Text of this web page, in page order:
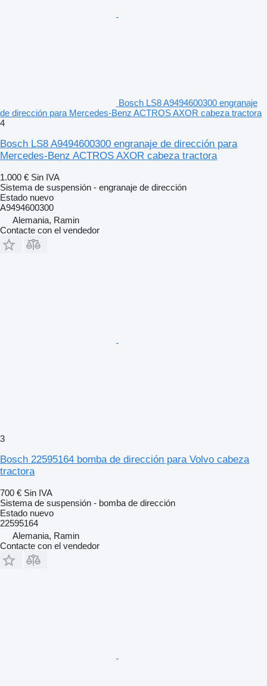
Bosch LS8 A9494600300 engranaje
de dirección para Mercedes-Benz ACTROS AXOR cabeza tractora
4
Bosch LS8 A9494600300 engranaje de dirección para
Mercedes-Benz ACTROS AXOR cabeza tractora
1.000 € Sin IVA
Sistema de suspensión - engranaje de dirección
Estado nuevo
A9494600300
Alemania, Ramin
Contacte con el vendedor
3
Bosch 22595164 bomba de dirección para Volvo cabeza
tractora
700 € Sin IVA
Sistema de suspensión - bomba de dirección
Estado nuevo
22595164
Alemania, Ramin
Contacte con el vendedor